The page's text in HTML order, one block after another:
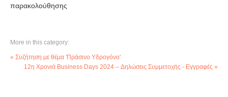
παρακολούθησης
More in this category:
« Συζήτηση με θέμα 'Πράσινο Υδρογόνο'
12η Χρονιά Business Days 2024 – Δηλώσεις Συμμετοχής - Εγγραφές »